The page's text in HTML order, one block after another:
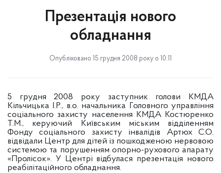
Презентація нового
обладнання
Опубліковано 15 грудня 2008 року о 10:11
5 грудня 2008 року заступник голови КМДА
Кільчицька І.Р., в.о. начальника Головного управління
соціального захисту населення КМДА Костюренко
Т.М., керуючий Київським міським відділенням
Фонду соціального захисту інвалідів Артюх С.О.
відвідали Центр для дітей із пошкодженою нервовою
системою та порушенням опорно-рухового апарату
«Пролісок». У Центрі відбулася презентація нового
реабілітаційного обладнання.